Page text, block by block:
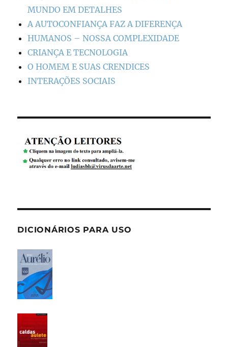
MUNDO EM DETALHES
A AUTOCONFIANÇA FAZ A DIFERENÇA
HUMANOS – NOSSA COMPLEXIDADE
CRIANÇA E TECNOLOGIA
O HOMEM E SUAS CRENDICES
INTERAÇÕES SOCIAIS
DICIONÁRIOS PARA USO